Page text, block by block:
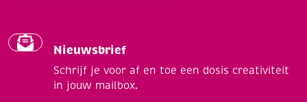
Nieuwsbrief
Schrijf je voor af en toe een dosis creativiteit
in jouw mailbox.